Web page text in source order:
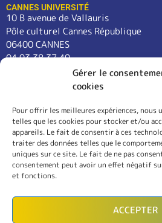
Gérer le
cookies
Pour offrir les meilleures expériences,
telles que les cookies pour stocker et/ou
appareils. Le fait de consentir à ces
traiter des données telles que le
uniques sur ce site. Le fait de ne pas
consentement peut avoir un effet négatif
et fonctions.
ACCEPTER
CANNES UNIVERSITÉ
10 B avenue de Vallauris
Pôle culturel Cannes République
06400 CANNES
04 93 38 37 49
contact@cannes-universite.fr
COURS
LANGUES
CONFÉRENCES
SORTIES
L’ASSOCIATION